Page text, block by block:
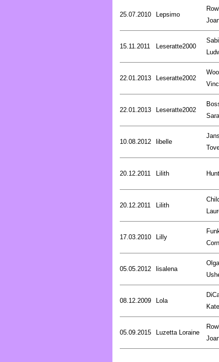
25.07.2010 Lepsimo
15.11.2011 Leseratte2000
22.01.2013 Leseratte2002
22.01.2013 Leseratte2002
10.08.2012 libelle
20.12.2011 Lilith
20.12.2011 Lilith
17.03.2010 Lilly
05.05.2012 lisalena
Olga
08.12.2009 Lola
Kate
05.09.2015 Luzetta Loraine